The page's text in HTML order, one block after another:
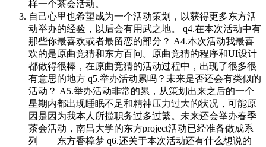
样一个茶会活动。
自己心里也希望成为一个活动策划，以获得更多东方活
动举办的经验，以后会有用武之地。 q4.在本次活动中有
那些你最喜欢或者最留恋的部分？ A4.本次活动我最喜
欢的是原曲竞猜和东方百问。原曲竞猜的程序和UI设计
都做得很棒，在原曲竞猜的活动过程中，出现了很多很
有意思的地方 q5.举办活动累吗？未来是否还会有类似的
活动？ A5.举办活动非常的累，从策划出来之后的一个
星期内都出现睡眠不足和精神压力过大的状况，可能原
因是因为我本人所揽职务过多过繁。未来还会举办春季
茶会活动，南昌大学的东方project活动已经准备做成系
列——东方香樟梦 q6.还关于本次活动还有什么想说的